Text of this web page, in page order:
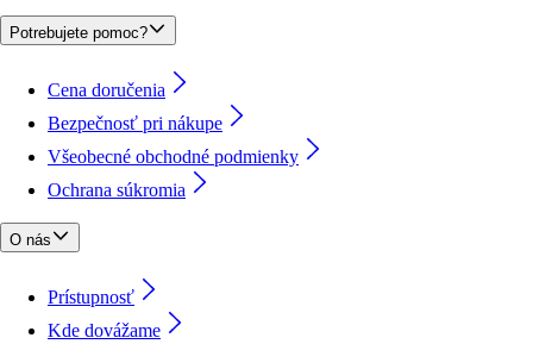
Potrebujete pomoc?
Cena doručenia
Bezpečnosť pri nákupe
Všeobecné obchodné podmienky
Ochrana súkromia
O nás
Prístupnosť
Kde dovážame